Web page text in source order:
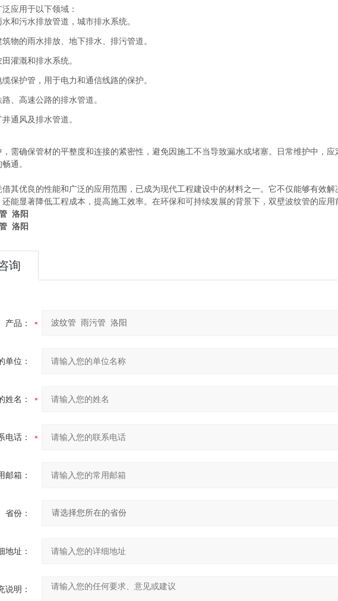
应用于以下领域：
水和污水排放管道，城市排水系统。
筑物的雨水排放、地下排水、排污管道。
灌溉和排水系统。
缆保护管，用于电力和通信线路的保护。
路、高速公路的排水管道。
井通风及排水管道。
需确保管材的平整度和连接的紧密性，避免因施工不当导致漏水或堵塞。日常维护中，应
通。
其优良的性能和广泛的应用范围，已成为现代工程建设中的材料之一。它不仅能够有效
能显著降低工程成本，提高施工效率。在环保和可持续发展的背景下，双壁波纹管的应用
洛阳
洛阳
询
产品：
单位：
姓名：
电话：
邮箱：
省份：
地址：
说明：